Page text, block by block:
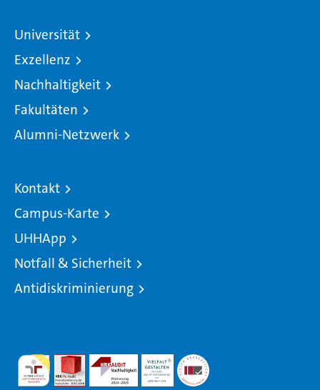
Universität
Exzellenz
Nachhaltigkeit
Fakultäten
Alumni-Netzwerk
Kontakt
Campus-Karte
UHHApp
Notfall & Sicherheit
Antidiskriminierung